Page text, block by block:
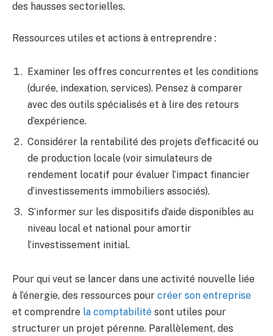
des hausses sectorielles.
Ressources utiles et actions à entreprendre :
Examiner les offres concurrentes et les conditions
(durée, indexation, services). Pensez à comparer
avec des outils spécialisés et à lire des retours
d’expérience.
Considérer la rentabilité des projets d’efficacité ou
de production locale (voir simulateurs de
rendement locatif pour évaluer l’impact financier
d’investissements immobiliers associés).
S’informer sur les dispositifs d’aide disponibles au
niveau local et national pour amortir
l’investissement initial.
Pour qui veut se lancer dans une activité nouvelle liée
à l’énergie, des ressources pour créer son entreprise
et comprendre la comptabilité sont utiles pour
structurer un projet pérenne. Parallèlement, des